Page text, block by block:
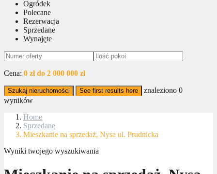
Ogródek
Polecane
Rezerwacja
Sprzedane
Wynajęte
Cena: 0 zł do 2 000 000 zł
Szukaj nieruchomości See first results here znaleziono 0
wyników
Home
Sprzedane
Mieszkanie na sprzedaż, Nysa ul. Prudnicka
Wyniki twojego wyszukiwania